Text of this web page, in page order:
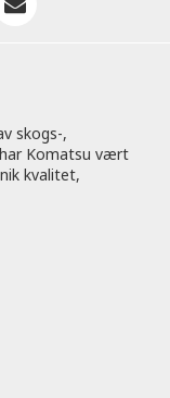
skogs-,
Komatsu vært
kvalitet,